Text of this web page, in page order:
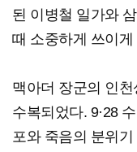
된 이병철 일가와
때 소중하게 쓰이게
맥아더 장군의 인천
수복되었다. 9·28
포와 죽음의 분위